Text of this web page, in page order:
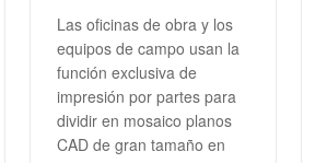
Las oficinas de obra y los
equipos de campo usan la
función exclusiva de
impresión por partes para
dividir en mosaico planos
CAD de gran tamaño en